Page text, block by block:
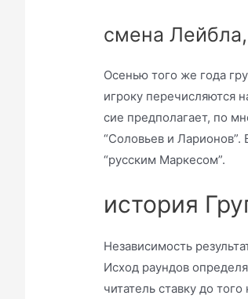
смена
Осенью того же года
игроку перечисляются
сие предполагает, по
“Соловьев и
“русским Маркесом”.
история
Независимость
Исход раундов
читатель ставку до